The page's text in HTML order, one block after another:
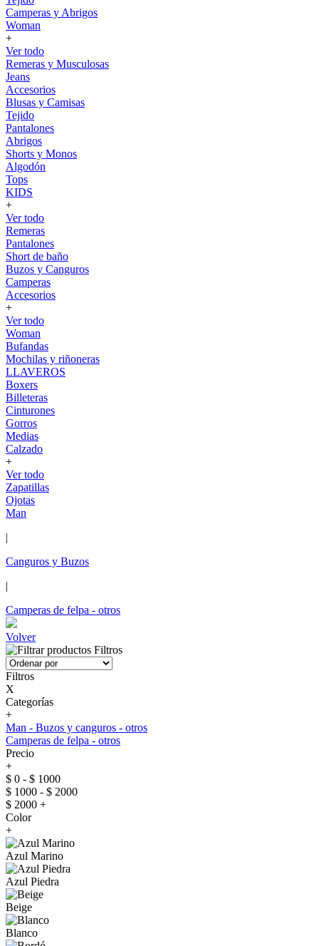
Camperas y Abrigos
Woman
+
Ver todo
Remeras y Musculosas
Jeans
Accesorios
Blusas y Camisas
Tejido
Pantalones
Abrigos
Shorts y Monos
Algodón
Tops
KIDS
+
Ver todo
Remeras
Pantalones
Short de baño
Buzos y Canguros
Camperas
Accesorios
+
Ver todo
Woman
Bufandas
Mochilas y riñoneras
LLAVEROS
Boxers
Billeteras
Cinturones
Gorros
Medias
Calzado
+
Ver todo
Zapatillas
Ojotas
Man
|
Canguros y Buzos
|
Camperas de felpa - otros
Volver
Filtros
Filtros
X
Categorías
+
Man - Buzos y canguros - otros
Camperas de felpa - otros
Precio
+
$ 0 - $ 1000
$ 1000 - $ 2000
$ 2000 +
Color
+
Azul Marino
Azul Piedra
Beige
Blanco